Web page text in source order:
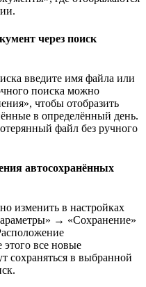
через поиск
введите имя файла или
поиска можно
чтобы отобразить
в определённый день.
файл без ручного
автосохранённых
изменить в настройках
→ «Сохранение»
все новые
сохраняться в выбранной